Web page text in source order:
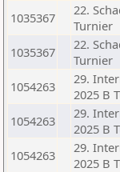
1035367
22.
Turnier
1035367
22.
Turnier
1054263
29.
2025 B
1054263
29.
2025 B
1054263
29.
2025 B